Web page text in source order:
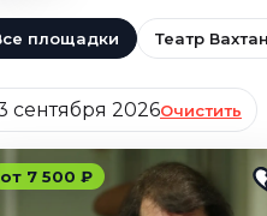
площадки Театр
сентября 2026Очистить
от 7 500 ₽